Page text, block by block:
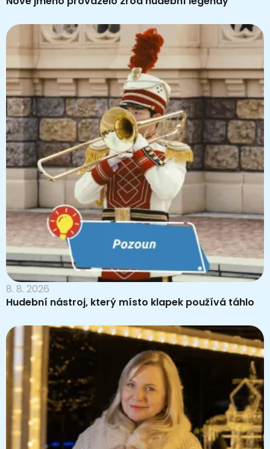
8. 8. 2026
Hudební nástroj, který místo klapek používá táhlo